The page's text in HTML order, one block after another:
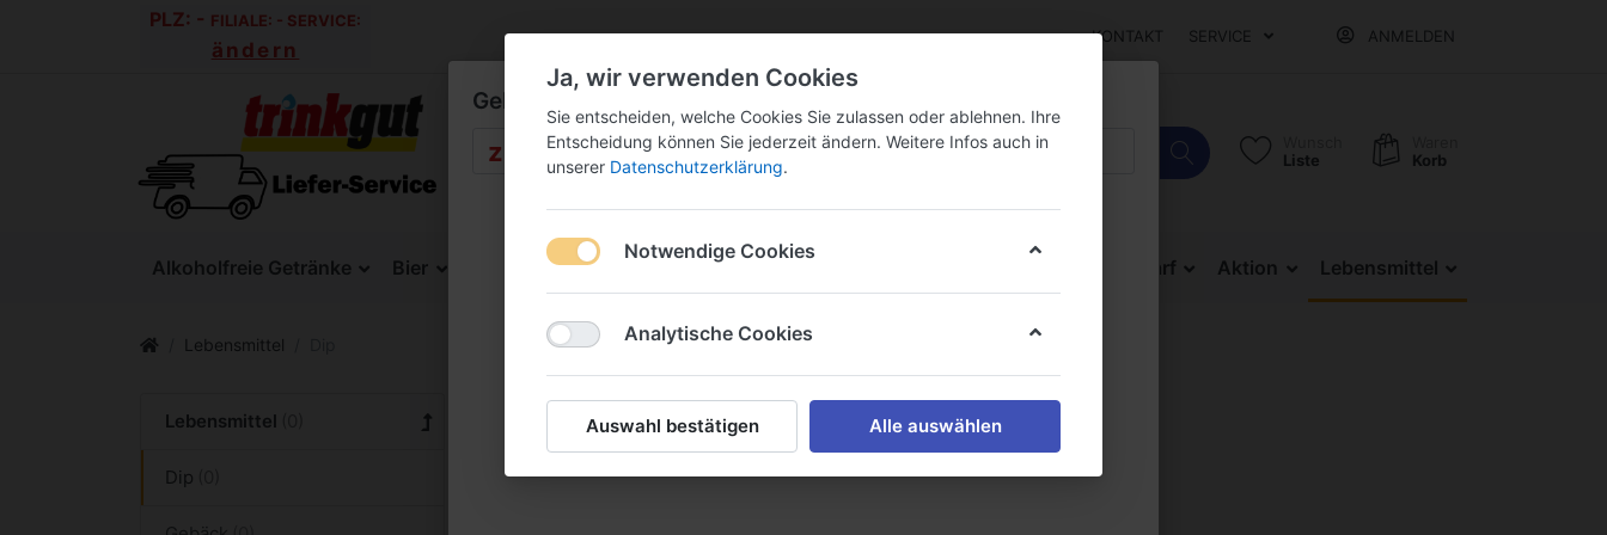
PLZ: - FILIALE: - SERVICE:
ändern
Geben Sie bitte Ihre Postleitzahl ein:
KONTAKT SERVICE ANMELDEN
Liste
Korb
Alkoholfreie Getränke Bier Sekt & Co. Wein Bürobedarf Aktion Lebensmittel
Lebensmittel
Lebensmittel
Dip
Ja, wir verwenden Cookies
Sie entscheiden, welche Cookies Sie zulassen oder ablehnen. Ihre
Entscheidung können Sie jederzeit ändern. Weitere Infos auch in
unserer Datenschutzerklärung.
Notwendige Cookies
Analytische Cookies
Auswahl bestätigen Alle auswählen